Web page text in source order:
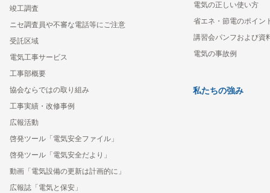
竣工調査
ニセ調査員や不審な電話等にご注意
受託区域
電気工事サービス
工事部概要
協会ならではの取り組み
工事実績・改修事例
広報活動
啓発ツール「電気安全ファイル」
啓発ツール「電気安全だより」
動画「電気設備の更新は計画的に」
広報誌「電気と保安」
電気の正しい使い方
省エネ・節電のポイン
講習会パンフおよび資
電気の事故例
私たちの強み